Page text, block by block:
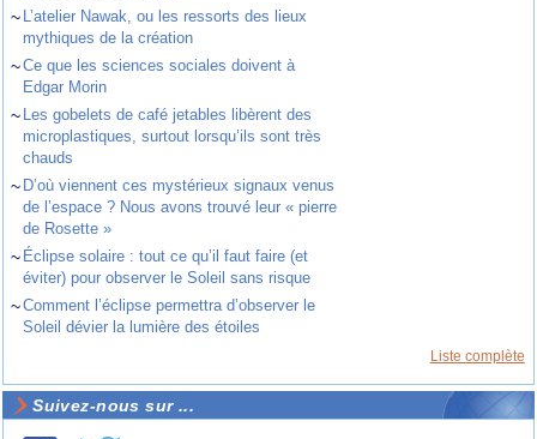
~ L’atelier Nawak, ou les ressorts des lieux
mythiques de la création
~Ce que les sciences sociales doivent à
Edgar Morin
~ Les gobelets de café jetables libèrent des
microplastiques, surtout lorsqu’ils sont très
chauds
~ D’où viennent ces mystérieux signaux venus
de l’espace ? Nous avons trouvé leur « pierre
de Rosette »
~ Éclipse solaire : tout ce qu’il faut faire (et
éviter) pour observer le Soleil sans risque
~Comment l’éclipse permettra d’observer le
Soleil dévier la lumière des étoiles
Liste complète
Suivez-nous sur ...